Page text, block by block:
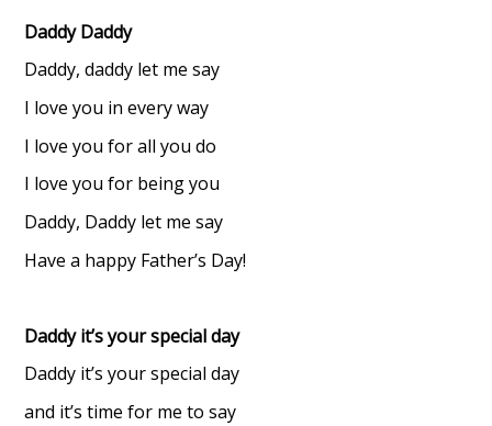
Daddy Daddy
Daddy, daddy let me say
I love you in every way
I love you for all you do
I love you for being you
Daddy, Daddy let me say
Have a happy Father’s Day!
Daddy it’s your special day
Daddy it’s your special day
and it’s time for me to say